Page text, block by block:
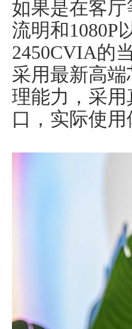
如果是在客
流明和1080P
2450CVIA的
采用最新高
理能力，采用
口，实际使用